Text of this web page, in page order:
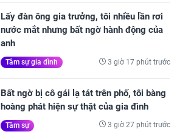
Lấy đàn ông gia trưởng, tôi nhiều lần rơi
nước mắt nhưng bất ngờ hành động của
anh
Tâm sự gia đình 3 giờ 17 phút trước
Bất ngờ bị cô gái lạ tát trên phố, tôi bàng
hoàng phát hiện sự thật của gia đình
Tâm sự 3 giờ 27 phút trước